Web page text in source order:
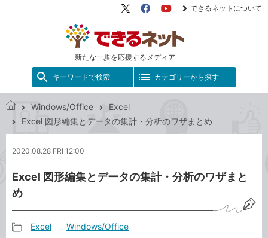
新たな一歩を応援するメディア
X（旧
FacebookYouTube
できるネットについて
キーワードで検索 カテゴリーから探す
で
ネ
ト
Windows/Office
Excel
Excel 図形編集とデータの集計・分析のワザまとめ
2020.08.28 FRI 12:00
Excel 図形編集とデータの集計・分析のワザまと
め
Excel Windows/Office